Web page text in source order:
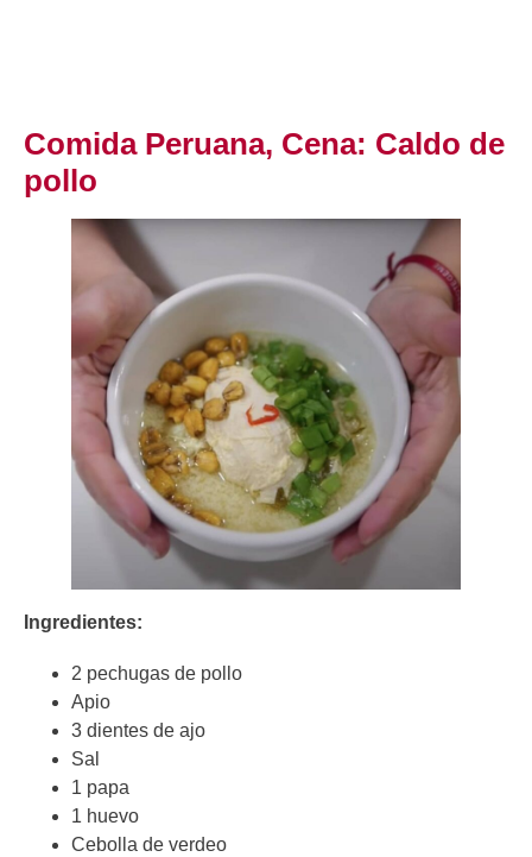
Comida Peruana, Cena: Caldo de
pollo
Ingredientes:
2 pechugas de pollo
Apio
3 dientes de ajo
Sal
1 papa
1 huevo
Cebolla de verdeo